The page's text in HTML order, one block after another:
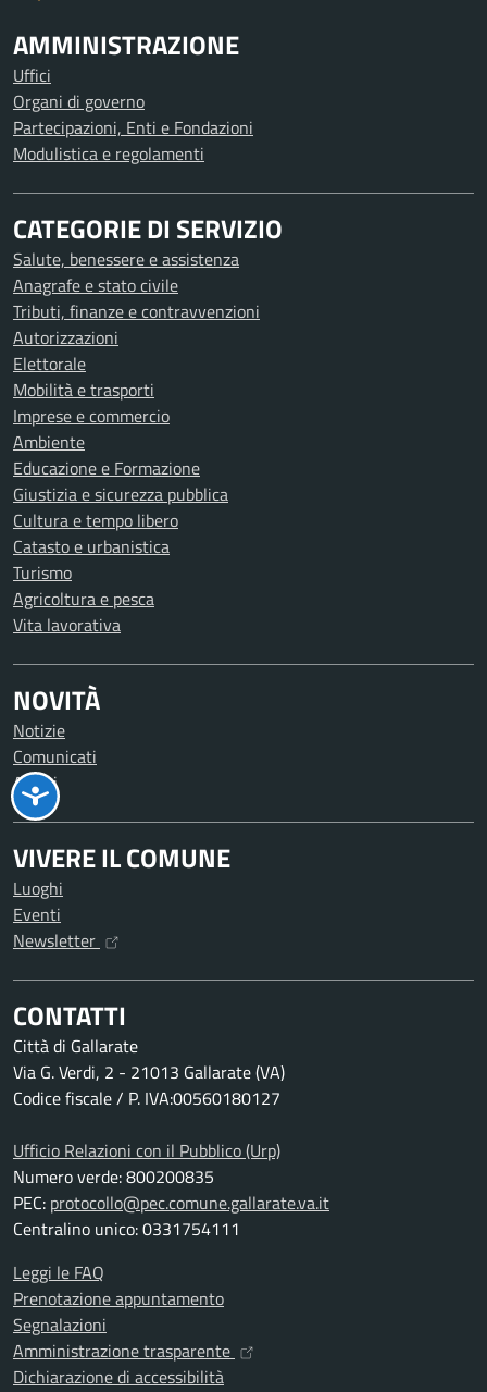
AMMINISTRAZIONE
Uffici
Organi di governo
Partecipazioni, Enti e Fondazioni
Modulistica e regolamenti
CATEGORIE DI SERVIZIO
Salute, benessere e assistenza
Anagrafe e stato civile
Tributi, finanze e contravvenzioni
Autorizzazioni
Elettorale
Mobilità e trasporti
Imprese e commercio
Ambiente
Educazione e Formazione
Giustizia e sicurezza pubblica
Cultura e tempo libero
Catasto e urbanistica
Turismo
Agricoltura e pesca
Vita lavorativa
NOVITÀ
Notizie
Comunicati
Avvisi
VIVERE IL COMUNE
Luoghi
Eventi
Newsletter
CONTATTI
Città di Gallarate
Via G. Verdi, 2 - 21013 Gallarate (VA)
Codice fiscale / P. IVA:00560180127
Ufficio Relazioni con il Pubblico (Urp)
Numero verde: 800200835
PEC: protocollo@pec.comune.gallarate.va.it
Centralino unico: 0331754111
Leggi le FAQ
Prenotazione appuntamento
Segnalazioni
Amministrazione trasparente
Dichiarazione di accessibilità